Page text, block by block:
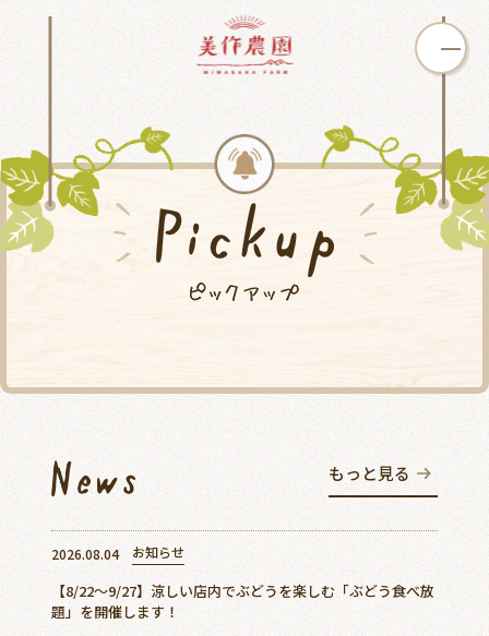
買う 学ぶ オンライン
ショップ
ご予約 アクセス
0868-74-3887
もっと見る
2026.08.04 お知らせ
【8/22～9/27】涼しい店内でぶどうを楽しむ「ぶどう食べ放
題」を開催します！